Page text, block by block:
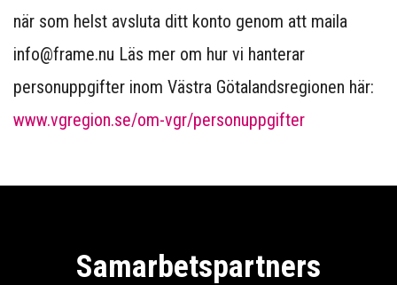
när som helst avsluta ditt konto genom att maila
info@frame.nu Läs mer om hur vi hanterar
personuppgifter inom Västra Götalandsregionen här:
www.vgregion.se/om-vgr/personuppgifter
Samarbetspartners